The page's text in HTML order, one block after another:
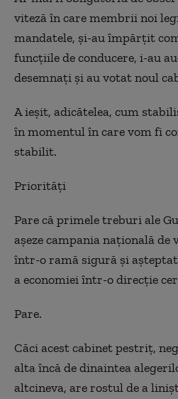
viteză în care membrii noi
mandatele, și-au împărțit
funcțiile de conducere, i-au
desemnați și au votat noul
A ieșit, adicătelea, cum
în momentul în care vom fi
stabilit.
Priorități
Pare că primele treburi ale
așeze campania națională de
într-o ramă sigură și
a economiei într-o direcție
Pare.
Căci acest cabinet pestriț,
alta încă de dinaintea
altcineva, are rostul de a